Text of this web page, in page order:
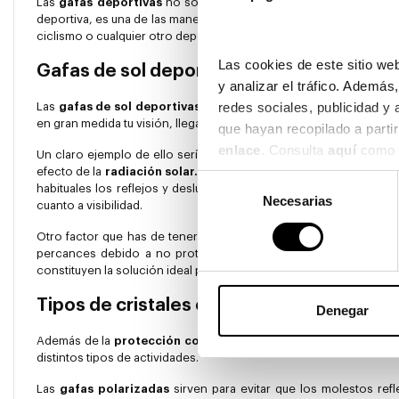
Las cookies de este sitio
y analizar el tráfico.
redes sociales, publicidad y
enlace . Consulta aquí como
consentimiento
Necesarias
Denegar
Las gafas deportivasno solamente están en plena tendencia,
deportiva, es una de las maneras más saludables de romper con
ciclismo o cualquier otro deporte al aire libre, es importante que
Gafas de sol deportivas
Las gafas de sol deportivas son modelos diseñados para que
en gran medida tu visión, llegando no sólo a afectar a tu
Un claro ejemplo de ello sería la práctica de deportes en la
efecto de la radiación solar.Sin embargo, hay otras muchas
habituales los reflejos y deslumbramientos- y de las jornadas
cuanto a visibilidad.
Otro factor que has de tener en cuenta es la función de las
percances debido a no proteger los ojos correctamente -
constituyen la solución ideal para disfrutar del entorno,
Tipos de cristales en gafas deportivas
Además de la protección contra los rayos ultravioleta
distintos tipos de actividades.
Las gafas polarizadas sirven para evitar que los molestos